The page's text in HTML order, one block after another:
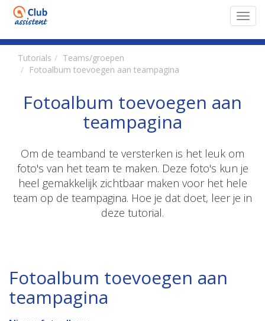
Tutorials
Teams/groepen
Fotoalbum toevoegen aan teampagina
Fotoalbum toevoegen aan
teampagina
Om de teamband te versterken is het leuk om
foto's van het team te maken. Deze foto's kun je
heel gemakkelijk zichtbaar maken voor het hele
team op de teampagina. Hoe je dat doet, leer je in
deze tutorial.
Fotoalbum toevoegen aan
teampagina